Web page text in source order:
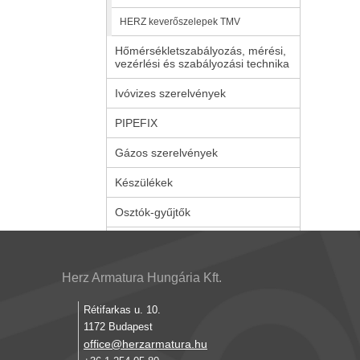
HERZ keverőszelepek TMV
Hőmérsékletszabályozás, mérési,
vezérlési és szabályozási technika
Ivóvizes szerelvények
PIPEFIX
Gázos szerelvények
Készülékek
Osztók-gyűjtők
Herz Armatura Hungária Kft.
Rétifarkas u. 10.
1172 Budapest
office@herzarmatura.hu